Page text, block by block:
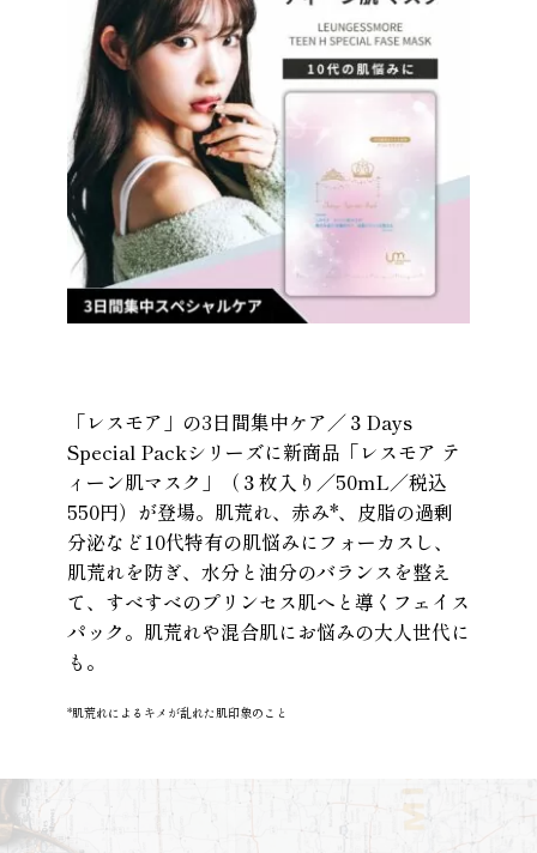
「レスモア」の3日間集中ケア／３Days
Special Packシリーズに新商品「レスモア テ
ィーン肌マスク」（３枚入り／50mL／税込
550円）が登場。肌荒れ、赤み*、皮脂の過剰
分泌など10代特有の肌悩みにフォーカスし、
肌荒れを防ぎ、水分と油分のバランスを整え
て、すべすべのプリンセス肌へと導くフェイス
パック。肌荒れや混合肌にお悩みの大人世代に
も。
*肌荒れによるキメが乱れた肌印象のこと